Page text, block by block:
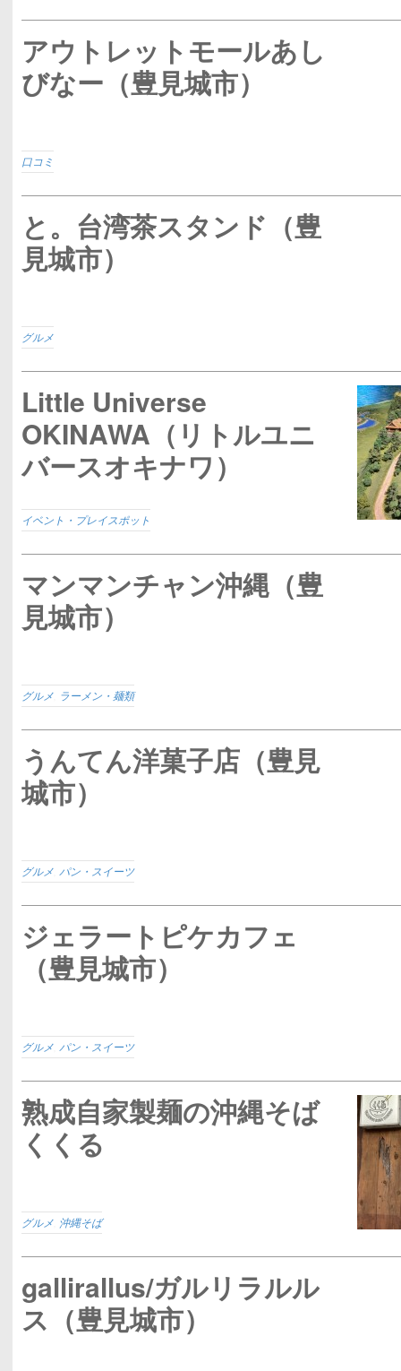
アウトレットモールあし
びなー（豊見城市）
口コミ
と。台湾茶スタンド（豊
見城市）
グルメ
Little Universe
OKINAWA（リトルユニ
バースオキナワ）
イベント・プレイスポット
マンマンチャン沖縄（豊
見城市）
グルメ ラーメン・麺類
うんてん洋菓子店（豊見
城市）
グルメ パン・スイーツ
ジェラートピケカフェ
（豊見城市）
グルメ パン・スイーツ
熟成自家製麺の沖縄そば
くくる
グルメ 沖縄そば
gallirallus/ガルリラルル
ス（豊見城市）